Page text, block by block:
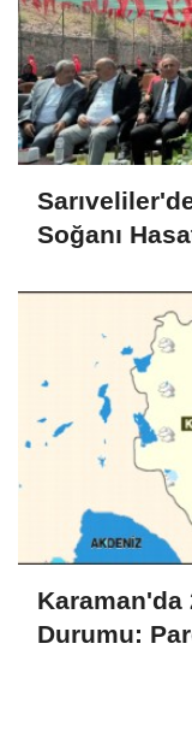
Soğanı
Karaman'da
Durumu: